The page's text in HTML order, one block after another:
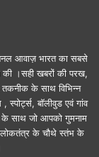
आवाज़ भारत का सबसे
की ।सही खबरों की परख,
तकनीक के साथ विभिन्न
बॉलीवुड एवं गांव
के साथ जो आपको गुमनाम
लोकतंत्र के चौथे स्तंभ के